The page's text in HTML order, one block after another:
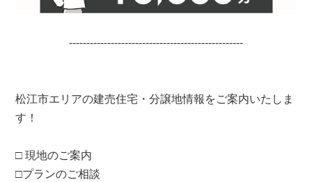
--------------------------------------------------
松江市エリアの建売住宅・分譲地情報をご案内いたしま
す！
□ 現地のご案内
□プランのご相談